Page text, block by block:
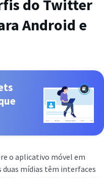
do Twitter
Android e
o aplicativo móvel em
duas mídias têm interfaces